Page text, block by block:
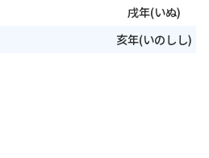
戌年(いぬ)
亥年(いのしし)